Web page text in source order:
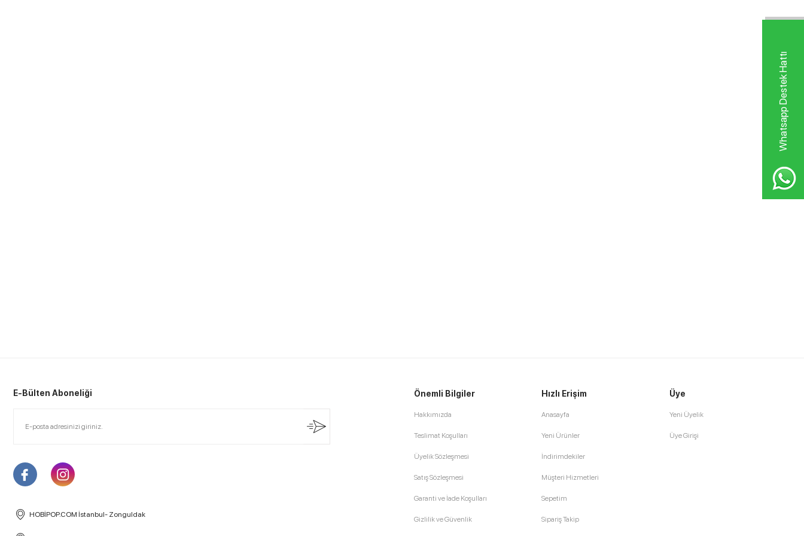
Whatsapp Destek Hattı
E-Bülten Aboneliği
HOBİPOP.COM İstanbul- Zonguldak
Önemli Bilgiler
Hakkımızda
Teslimat Koşulları
Üyelik Sözleşmesi
Satış Sözleşmesi
Garanti ve İade Koşulları
Gizlilik ve Güvenlik
Hızlı Erişim
Anasayfa
Yeni Ürünler
İndirimdekiler
Müşteri Hizmetleri
Sepetim
Sipariş Takip
Üye
Yeni Üyelik
Üye Girişi